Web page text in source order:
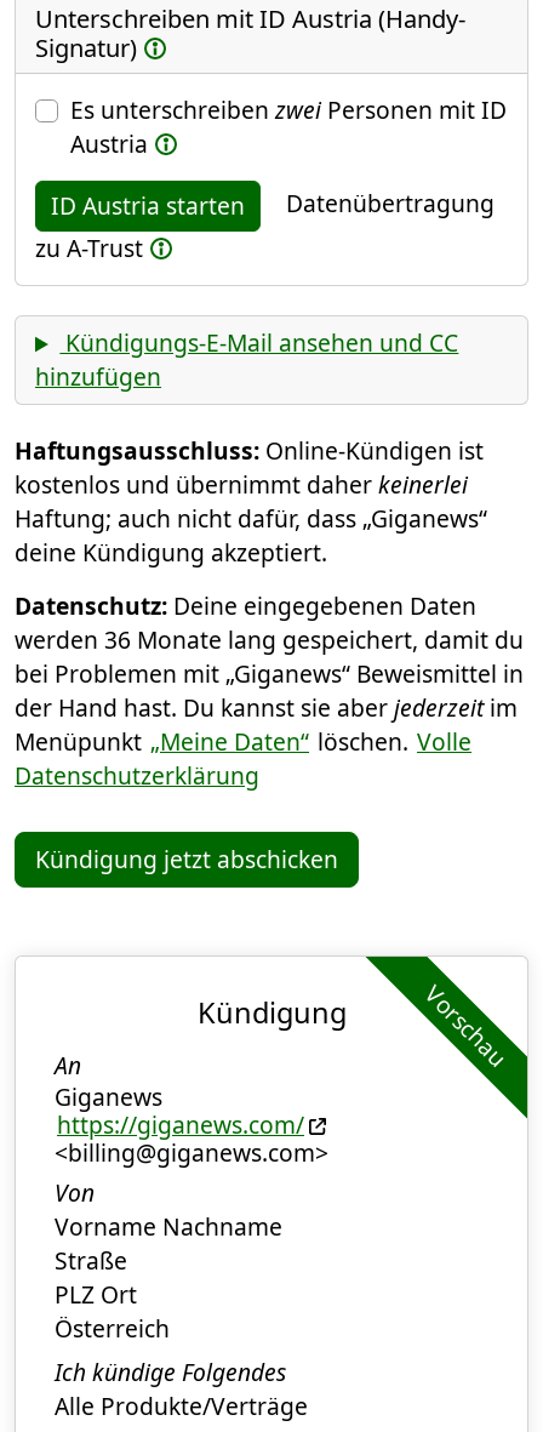
Unterschreiben mit ID Austria (Handy-
Signatur)
Es unterschreibenzweiPersonen mit ID
Austria
ID Austria starten
Datenübertragung
zu A-Trust
Kündigungs-E-Mail ansehen und CC
hinzufügen
Haftungsausschluss: Online-Kündigen ist
kostenlos und übernimmt daherkeinerlei
Haftung; auch nicht dafür, dass „Giganews“
deine Kündigung akzeptiert.
Datenschutz: Deine eingegebenen Daten
werden 36 Monate lang gespeichert, damit du
bei Problemen mit „Giganews“ Beweismittel in
der Hand hast. Du kannst sie aberjederzeitim
Menüpunkt „Meine Daten“ löschen. Volle
Datenschutzerklärung
Kündigung jetzt abschicken
Vorschau
Kündigung
An
Giganews
https://giganews.com/
<billing@giganews.com>
Von
Vorname Nachname
Straße
PLZ Ort
Österreich
Ich kündige Folgendes
Alle Produkte/Verträge